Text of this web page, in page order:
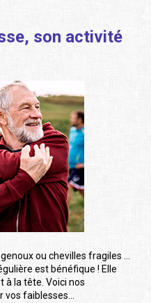
son activité
ou chevilles fragiles …
est bénéfique ! Elle
à la tête. Voici nos
vos faiblesses…